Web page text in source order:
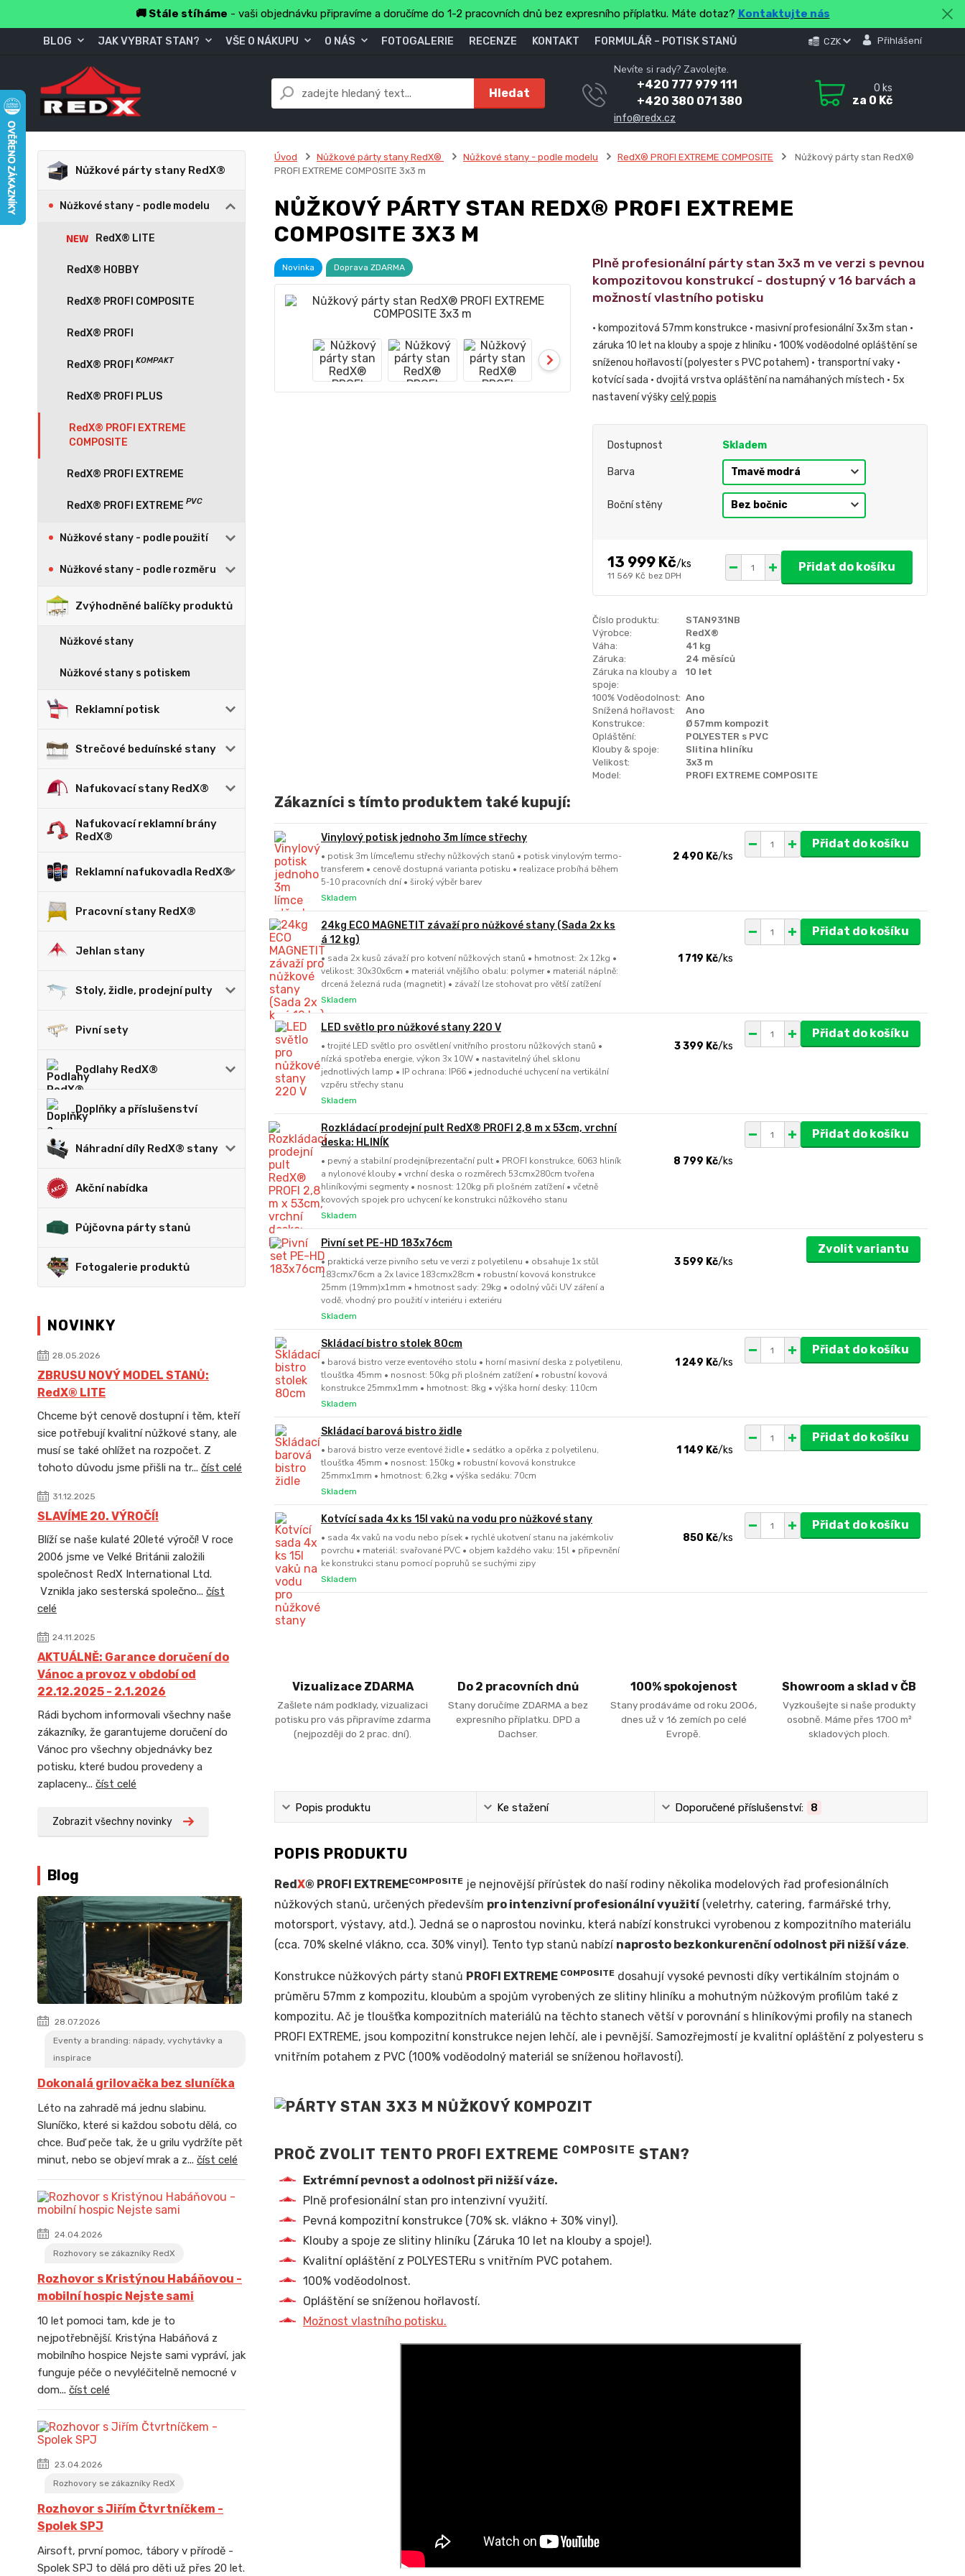
🚚 Stále stíháme - vaši objednávku připravíme a doručíme do 1-2 pracovních dnů bez expresního příplatku. Máte dotaz? Kontaktujte nás
BLOG JAK VYBRAT STAN? VŠE O NÁKUPU O NÁS FOTOGALERIE RECENZE KONTAKT FORMULÁŘ – POTISK STANŮ CZK Přihlášení
Hledat
Nevíte si rady? Zavolejte.
+420 777 979 111
+420 380 071 380
info@redx.cz
0 ks
za 0 Kč
Nůžkové párty stany RedX®
Nůžkové stany - podle modelu
RedX® LITE
RedX® HOBBY
RedX® PROFI COMPOSITE
RedX® PROFI
RedX® PROFI PLUS
RedX® PROFI EXTREME
COMPOSITE
RedX® PROFI EXTREME
Nůžkové stany - podle použití
Nůžkové stany - podle rozměru
Zvýhodněné balíčky produktů
Nůžkové stany
Nůžkové stany s potiskem
Reklamní potisk
Strečové beduínské stany
Nafukovací stany RedX®
Nafukovací reklamní brány
RedX®
Reklamní nafukovadla RedX®
Pracovní stany RedX®
Jehlan stany
Stoly, židle, prodejní pulty
Pivní sety
Podlahy RedX®
Doplňky a příslušenství
Náhradní díly RedX® stany
Akční nabídka
Půjčovna párty stanů
Fotogalerie produktů
NOVINKY
28.05.2026
ZBRUSU NOVÝ MODEL STANŮ:
RedX® LITE
Chceme být cenově dostupní i těm, kteří
sice potřebují kvalitní nůžkové stany, ale
musí se také ohlížet na rozpočet. Z
tohoto důvodu jsme přišli na tr... číst celé
31.12.2025
SLAVÍME 20. VÝROČÍ!
Blíží se naše kulaté 20leté výročí! V roce
2006 jsme ve Velké Británii založili
společnost RedX International Ltd.
Vznikla jako sesterská společno... číst
celé
24.11.2025
AKTUÁLNĚ: Garance doručení do
Vánoc a provoz v období od
22.12.2025 - 2.1.2026
Rádi bychom informovali všechny naše
zákazníky, že garantujeme doručení do
Vánoc pro všechny objednávky bez
potisku, které budou provedeny a
zaplaceny... číst celé
Zobrazit všechny novinky
Blog
28.07.2026
Eventy a branding: nápady, vychytávky a
inspirace
Dokonalá grilovačka bez sluníčka
Léto na zahradě má jednu slabinu.
Sluníčko, které si každou sobotu dělá, co
chce. Buď peče tak, že u grilu vydržíte pět
minut, nebo se objeví mrak a z... číst celé
24.04.2026
Rozhovory se zákazníky RedX
Rozhovor s Kristýnou Habáňovou -
mobilní hospic Nejste sami
10 let pomoci tam, kde je to
nejpotřebnější. Kristýna Habáňová z
mobilního hospice Nejste sami vypráví, jak
funguje péče o nevyléčitelně nemocné v
dom... číst celé
23.04.2026
Rozhovory se zákazníky RedX
Rozhovor s Jiřím Čtvrtníčkem -
Spolek SPJ
Airsoft, první pomoc, tábory v přírodě -
Spolek SPJ to dělá pro děti už přes 20 let.
Úvod Nůžkové párty stany RedX® Nůžkové stany - podle modelu RedX® PROFI EXTREME COMPOSITE
Nůžkový párty stan RedX®
PROFI EXTREME COMPOSITE 3x3 m
NŮŽKOVÝ PÁRTY STAN REDX® PROFI EXTREME
COMPOSITE 3X3 M
Novinka Doprava ZDARMA
Plně profesionální párty stan 3x3 m ve verzi s pevnou
kompozitovou konstrukcí - dostupný v 16 barvách a
možností vlastního potisku
• kompozitová 57mm konstrukce • masivní profesionální 3x3m stan •
záruka 10 let na klouby a spoje z hliníku • 100% voděodolné opláštění se
sníženou hořlavostí (polyester s PVC potahem) • transportní vaky •
kotvící sada • dvojitá vrstva opláštění na namáhaných místech • 5x
nastavení výškycelý popis
Dostupnost Skladem
Barva
Boční stěny
13 999 Kč/ks
11 569 Kč bez DPH
Přidat do košíku
Číslo produktu:
STAN931NB
Výrobce:
RedX®
Váha:
41 kg
Záruka:
24 měsíců
Záruka na klouby a
spoje:
10 let
100% Voděodolnost: Ano
Snížená hořlavost:
Ano
Konstrukce:
Ø 57mm kompozit
Opláštění:
POLYESTER s PVC
Klouby & spoje:
Slitina hliníku
Velikost:
3x3 m
Model:
PROFI EXTREME COMPOSITE
Zákazníci s tímto produktem také kupují:
Vinylový potisk jednoho 3m límce střechy
• potisk 3m límce/lemu střechy nůžkových stanů • potisk vinylovým termo-
transferem • cenově dostupná varianta potisku • realizace probíhá během
5-10 pracovních dní • široký výběr barev
2 490 Kč/ks
Skladem
Přidat do košíku
24kg ECO MAGNETIT závaží pro nůžkové stany (Sada 2x ks
á 12 kg)
• sada 2x kusů závaží pro kotvení nůžkových stanů • hmotnost: 2x 12kg •
velikost: 30x30x6cm • materiál vnějšího obalu: polymer • materiál náplně:
drcená železná ruda (magnetit) • závaží lze stohovat pro větší zatížení
1 719 Kč/ks
Skladem
Přidat do košíku
LED světlo pro nůžkové stany 220 V
• trojité LED světlo pro osvětlení vnitřního prostoru nůžkových stanů •
nízká spotřeba energie, výkon 3x 10W • nastavitelný úhel sklonu
jednotlivých lamp • IP ochrana: IP66 • jednoduché uchycení na vertikální
vzpěru střechy stanu
3 399 Kč/ks
Skladem
Přidat do košíku
Rozkládací prodejní pult RedX® PROFI 2,8 m x 53cm, vrchní
deska: HLINÍK
• pevný a stabilní prodejní/prezentační pult • PROFI konstrukce, 6063 hliník
a nylonové klouby • vrchní deska o rozměrech 53cmx280cm tvořena
hliníkovými segmenty • nosnost: 120kg při plošném zatížení • včetně
kovových spojek pro uchycení ke konstrukci nůžkového stanu
8 799 Kč/ks
Skladem
Přidat do košíku
Pivní set PE-HD 183x76cm
• praktická verze pivního setu ve verzi z polyetilenu • obsahuje 1x stůl
183cmx76cm a 2x lavice 183cmx28cm • robustní kovová konstrukce
25mm (19mm)x1mm • hmotnost sady: 29kg • odolný vůči UV záření a
vodě, vhodný pro použití v interiéru i exteriéru
3 599 Kč/ks
Skladem
Zvolit variantu
Skládací bistro stolek 80cm
• barová bistro verze eventového stolu • horní masivní deska z polyetilenu,
tloušťka 45mm • nosnost: 50kg při plošném zatížení • robustní kovová
konstrukce 25mmx1mm • hmotnost: 8kg • výška horní desky: 110cm
1 249 Kč/ks
Skladem
Přidat do košíku
Skládací barová bistro židle
• barová bistro verze eventové židle • sedátko a opěrka z polyetilenu,
tloušťka 45mm • nosnost: 150kg • robustní kovová konstrukce
25mmx1mm • hmotnost: 6,2kg • výška sedáku: 70cm
1 149 Kč/ks
Skladem
Přidat do košíku
Kotvící sada 4x ks 15l vaků na vodu pro nůžkové stany
• sada 4x vaků na vodu nebo písek • rychlé ukotvení stanu na jakémkoliv
povrchu • materiál: svařované PVC • objem každého vaku: 15l • připevnění
ke konstrukci stanu pomocí popruhů se suchými zipy
850 Kč/ks
Skladem
Přidat do košíku
Vizualizace ZDARMA
Zašlete nám podklady, vizualizaci
potisku pro vás připravíme zdarma
(nejpozději do 2 prac. dní).
Do 2 pracovních dnů
Stany doručíme ZDARMA a bez
expresního příplatku. DPD a
Dachser.
100% spokojenost
Stany prodáváme od roku 2006,
dnes už v 16 zemích po celé
Evropě.
Showroom a sklad v ČB
Vyzkoušejte si naše produkty
osobně. Máme přes 1700 m²
skladových ploch.
Popis produktu Ke stažení Doporučené příslušenství: 8
POPIS PRODUKTU
RedX® PROFI EXTREMECOMPOSITEje nejnovější přírůstek do naší rodiny několika modelových řad profesionálních
nůžkových stanů, určených především pro intenzivní profesionální využití(veletrhy, catering, farmářské trhy,
motorsport, výstavy, atd.). Jedná se o naprostou novinku, která nabízí konstrukci vyrobenou z kompozitního materiálu
(cca. 70% skelné vlákno, cca. 30% vinyl). Tento typ stanů nabízí naprosto bezkonkurenční odolnost při nižší váze.
Konstrukce nůžkových párty stanů PROFI EXTREME COMPOSITEdosahují vysoké pevnosti díky vertikálním stojnám o
průměru 57mm z kompozitu, kloubům a spojům vyrobených ze slitiny hliníku a mohutným nůžkovým profilům také z
kompozitu. Ač je tloušťka kompozitních materiálů na těchto stanech větší v porovnání s hliníkovými profily na stanech
PROFI EXTREME, jsou kompozitní konstrukce nejen lehčí, ale i pevnější. Samozřejmostí je kvalitní opláštění z polyesteru s
vnitřním potahem z PVC (100% voděodolný materiál se sníženou hořlavostí).
PROČ ZVOLIT TENTO PROFI EXTREME COMPOSITE STAN?
Extrémní pevnost a odolnost při nižší váze.
Plně profesionální stan pro intenzivní využití.
Pevná kompozitní konstrukce (70% sk. vlákno + 30% vinyl).
Klouby a spoje ze slitiny hliníku (Záruka 10 let na klouby a spoje!).
Kvalitní opláštění z POLYESTERu s vnitřním PVC potahem.
100% voděodolnost.
Opláštění se sníženou hořlavostí.
Možnost vlastního potisku.